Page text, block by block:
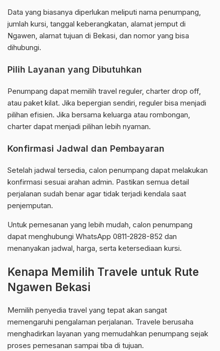
Data yang biasanya diperlukan meliputi nama penumpang,
jumlah kursi, tanggal keberangkatan, alamat jemput di
Ngawen, alamat tujuan di Bekasi, dan nomor yang bisa
dihubungi.
Pilih Layanan yang Dibutuhkan
Penumpang dapat memilih travel reguler, charter drop off,
atau paket kilat. Jika bepergian sendiri, reguler bisa menjadi
pilihan efisien. Jika bersama keluarga atau rombongan,
charter dapat menjadi pilihan lebih nyaman.
Konfirmasi Jadwal dan Pembayaran
Setelah jadwal tersedia, calon penumpang dapat melakukan
konfirmasi sesuai arahan admin. Pastikan semua detail
perjalanan sudah benar agar tidak terjadi kendala saat
penjemputan.
Untuk pemesanan yang lebih mudah, calon penumpang
dapat menghubungi WhatsApp 0811-2828-852 dan
menanyakan jadwal, harga, serta ketersediaan kursi.
Kenapa Memilih Travele untuk Rute
Ngawen Bekasi
Memilih penyedia travel yang tepat akan sangat
memengaruhi pengalaman perjalanan. Travele berusaha
menghadirkan layanan yang memudahkan penumpang sejak
proses pemesanan sampai tiba di tujuan.